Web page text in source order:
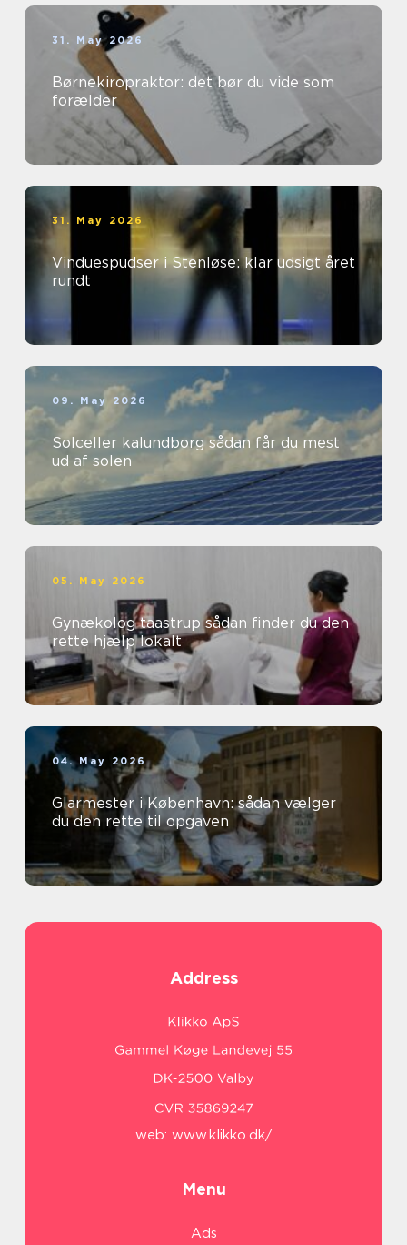
31. May 2026
Børnekiropraktor: det bør du vide som
forælder
31. May 2026
Vinduespudser i Stenløse: klar udsigt året
rundt
09. May 2026
Solceller kalundborg sådan får du mest
ud af solen
05. May 2026
Gynækolog taastrup sådan finder du den
rette hjælp lokalt
04. May 2026
Glarmester i København: sådan vælger
du den rette til opgaven
Address
web: www.klikko.dk/
Menu
Ads